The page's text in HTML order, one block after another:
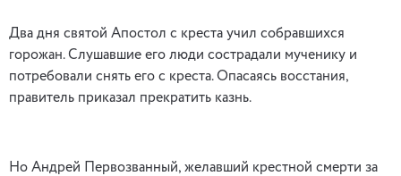
Два дня святой Апостол с креста учил собравшихся
горожан. Слушавшие его люди сострадали мученику и
потребовали снять его с креста. Опасаясь восстания,
правитель приказал прекратить казнь.
Но Андрей Первозванный, желавший крестной смерти за